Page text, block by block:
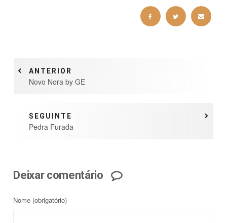
ANTERIOR
Novo Nora by GE
SEGUINTE
Pedra Furada
Deixar comentário
Nome (obrigatório)